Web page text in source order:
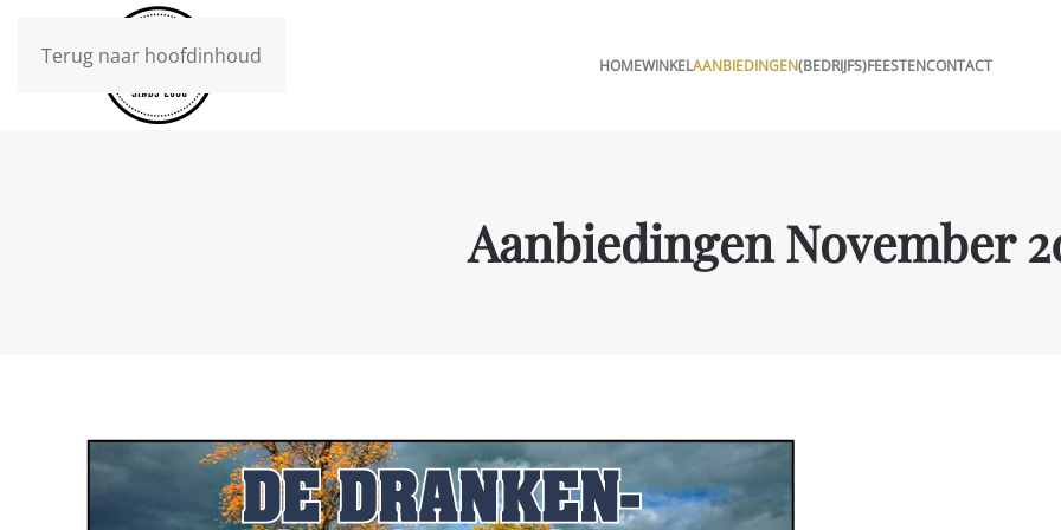
Terug naar hoofdinhoud HOMEWINKELAANBIEDINGEN(BEDRIJFS)FEESTENCONTACT
Aanbiedingen November